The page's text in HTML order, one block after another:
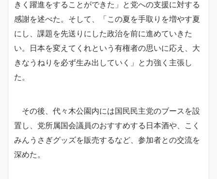
きく躍進をすることができた」と党への支援に対する
感謝を述べた。そして、「この夏を手取りを増やす夏
にし、課題を先送りにした政治を前に進めていきた
い。日本を変えてくれという有権者の思いに応え、大
きなうねりを必ず生み出していく」と力強く主張し
た。
その後、代々木公園内には国民民主党のブースを設
置し、党所属国会議員のおすすめする日本酒や、こく
みんうさぎグッズを販売するなど、参加者との交流を
深めた。